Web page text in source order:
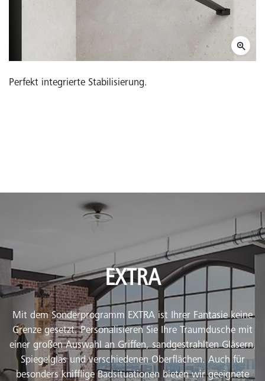
Perfekt integrierte Stabilisierung.
EXTRA
Mit dem Sonderprogramm EXTRA ist Ihrer Fantasie keine
Grenze gesetzt. Personalisieren Sie Ihre Traumdusche mit
einer großen Auswahl an Griffen, sandgestrahlten Gläsern,
Spiegelglas und verschiedenen Oberflächen. Auch für
besonders knifflige Badsituationen bieten wir geeignete